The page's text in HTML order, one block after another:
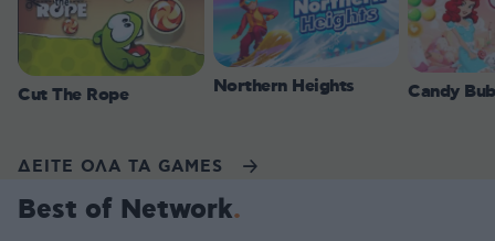
Cut The Rope Northern Heights Candy
ΔΕΙΤΕ ΟΛΑ ΤΑ GAMES
Best of Network